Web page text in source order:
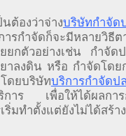
ต้องว่าจ่างบริษัทกำจัด
ารกำจัดก็จะมีหลายวิธี
กตัวอย่างเช่น กำจัดป
าลงดิน หรือ กำจัดโดย
ดยบริษัทบริการกำจัดป
การ เพื่อให้ได้ผลกา
มทำตั้งแต่ยังไม่ได้สร้า